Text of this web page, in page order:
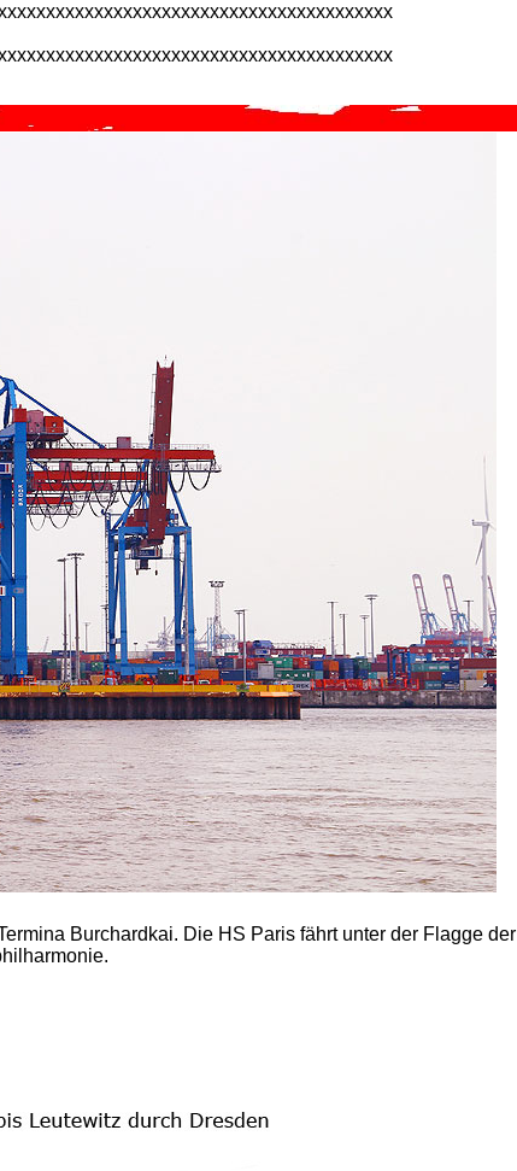
Burchardkai. Die HS Paris fährt unter der Flagge der